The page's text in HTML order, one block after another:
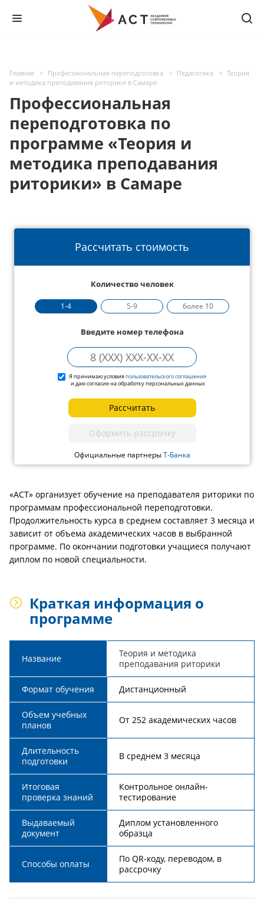
Главная Профессиональная переподготовка Педагогика
Теория
и методика преподавания риторики в Самаре
Профессиональная
переподготовка по
программе «Теория и
методика преподавания
риторики» в Самаре
Рассчитать стоимость
Количество человек
1-4 5-9 более 10
Введите номер телефона
Я принимаю условияпользовательского соглашения
и даю согласие на обработку персональных данных
Рассчитать
Оформить рассрочку
Официальные партнерыТ-Банка
«АСТ» организует обучение на преподавателя риторики по
программам профессиональной переподготовки.
Продолжительность курса в среднем составляет 3 месяца и
зависит от объема академических часов в выбранной
программе. По окончании подготовки учащиеся получают
диплом по новой специальности.
Краткая информация о
программе
Название
Теория и методика
преподавания риторики
Формат обучения Дистанционный
Объем учебных
планов
От 252 академических часов
Длительность
подготовки
В среднем 3 месяца
Итоговая
проверка знаний
Контрольное онлайн-
тестирование
Выдаваемый
документ
Диплом установленного
образца
Способы оплаты
По QR-коду, переводом, в
рассрочку